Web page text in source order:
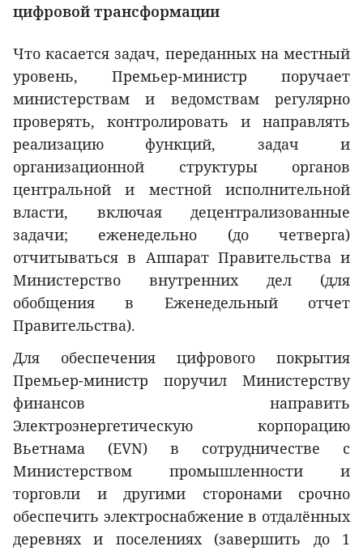
цифровой трансформации
Что касается задач, переданных на местный
уровень, Премьер-министр поручает
министерствам и ведомствам регулярно
проверять, контролировать и направлять
реализацию функций, задач и
организационной структуры органов
центральной и местной исполнительной
власти, включая децентрализованные
задачи; еженедельно (до четверга)
отчитываться в Аппарат Правительства и
Министерство внутренних дел (для
обобщения в Еженедельный отчет
Правительства).
Для обеспечения цифрового покрытия
Премьер-министр поручил Министерству
финансов направить
Электроэнергетическую корпорацию
Вьетнама (EVN) в сотрудничестве с
Министерством промышленности и
торговли и другими сторонами срочно
обеспечить электроснабжение в отдалённых
деревнях и поселениях (завершить до 1